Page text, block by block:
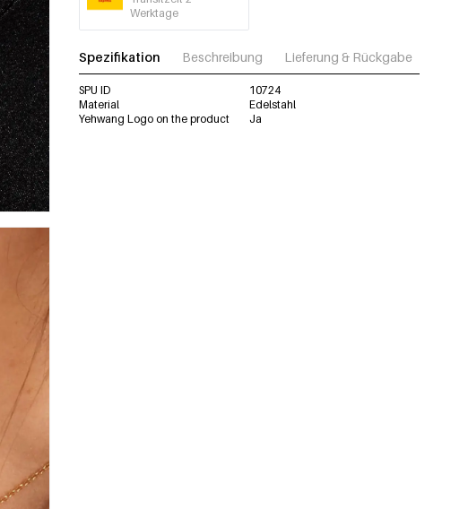
Werktage
Spezifikation Beschreibung Lieferung & Rückgabe
SPU ID
10724
Material
Edelstahl
Yehwang Logo on the product
Ja